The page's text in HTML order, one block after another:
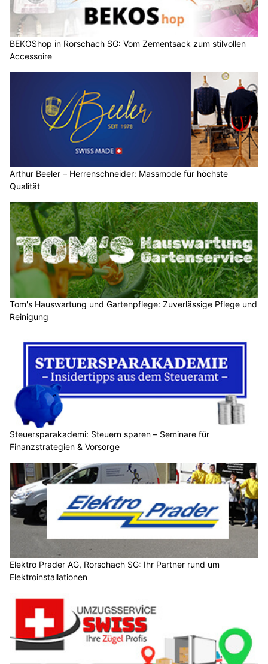
BEKOShop in Rorschach SG: Vom Zementsack zum stilvollen
Accessoire
Arthur Beeler – Herrenschneider: Massmode für höchste
Qualität
Tom's Hauswartung und Gartenpflege: Zuverlässige Pflege und
Reinigung
Steuersparakademi: Steuern sparen – Seminare für
Finanzstrategien & Vorsorge
Elektro Prader AG, Rorschach SG: Ihr Partner rund um
Elektroinstallationen